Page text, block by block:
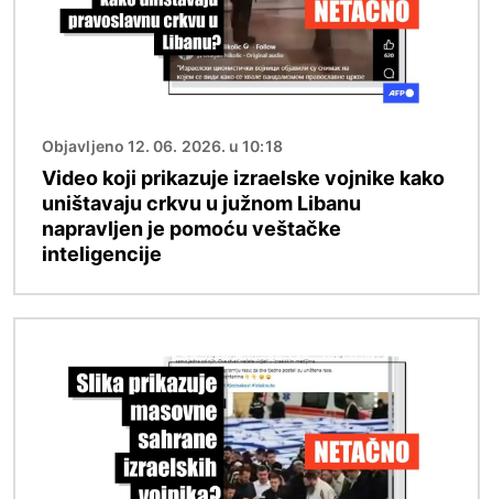
Objavljeno 12. 06. 2026. u 10:18
Video koji prikazuje izraelske vojnike kako
uništavaju crkvu u južnom Libanu
napravljen je pomoću veštačke
inteligencije